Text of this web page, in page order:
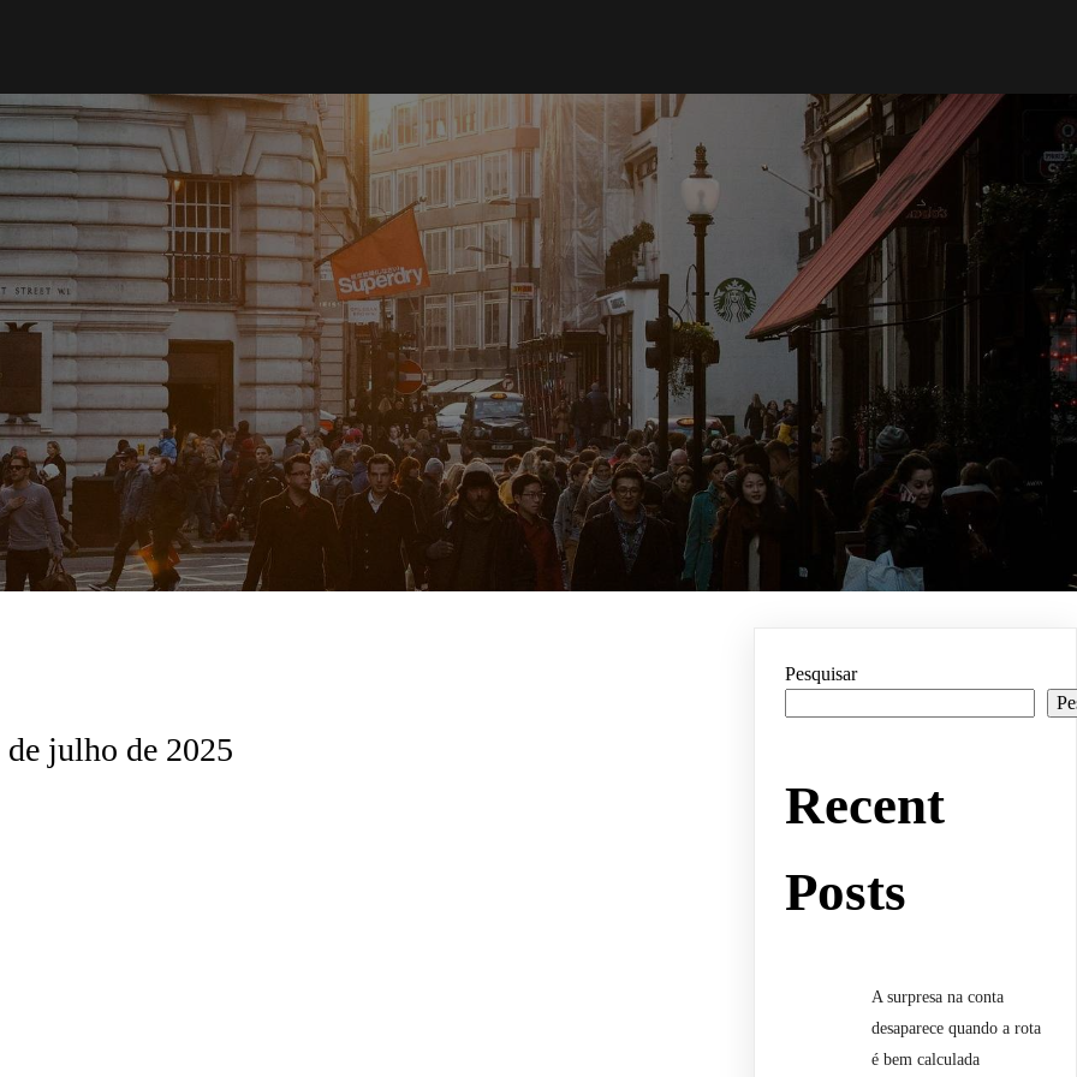
de julho de 2025
Pesquisar
Recent
Posts
A surpresa na conta
desaparece quando a rota
é bem calculada